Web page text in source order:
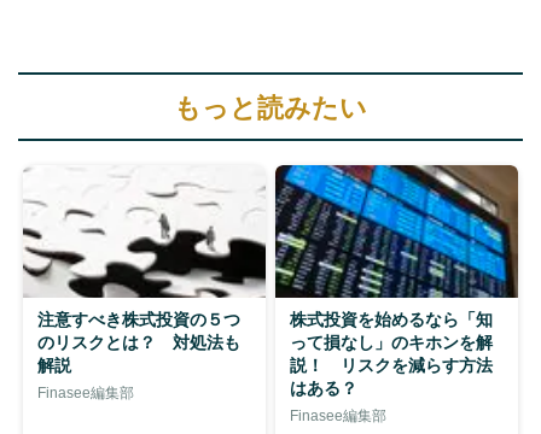
もっと読みたい
注意すべき株式投資の５つ
のリスクとは？ 対処法も
解説
Finasee編集部
株式投資を始めるなら「知
って損なし」のキホンを解
説！ リスクを減らす方法
はある？
Finasee編集部